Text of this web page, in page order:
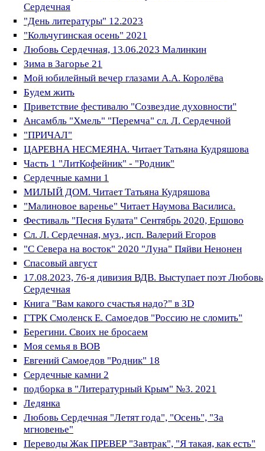
Сердечная
"День литературы" 12.2023
"Кольчугинская осень" 2021
Любовь Сердечная, 13.06.2023 Малинкин
Зима в Загорье 21
Мой юбилейный вечер глазами А.А. Королёва
Будем жить
Приветствие фестивалю "Созвездие духовности"
Ансамбль "Хмель" "Перемча" сл. Л. Сердечной
"ПРИЧАЛ"
ЦАРЕВНА НЕСМЕЯНА. Читает Татьяна Кудряшова
Часть 1 "ЛитКофейник" - "Родник"
Сердечные камни 1
МИЛЫЙ ДОМ. Читает Татьяна Кудряшова
"Малиновое варенье" Читает Наумова Василиса.
Фестиваль "Песня Булата" Сентябрь 2020, Ершово
Сл. Л. Сердечная, муз., исп. Валерий Егоров
"С Севера на восток" 2020 "Луна" Пяйви Ненонен
Спасовый август
17.08.2023, 76-я дивизия ВДВ. Выступает поэт Любовь
Сердечная
Книга "Вам какого счастья надо?" в 3D
ГТРК Смоленск Е. Самоедов "Россию не сломить"
Берегини. Своих не бросаем
Моя семья в ВОВ
Евгений Самоедов "Родник" 18
Сердечные камни 2
подборка в "Литературный Крым" №3. 2021
Ледянка
Любовь Сердечная "Летят года", "Осень", "За
мгновенье"
Переводы Жак ПРЕВЕР "Завтрак", "Я такая, как есть"